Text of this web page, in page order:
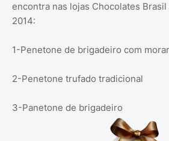
encontra nas lojas Chocolates Brasil
2014:
1-Penetone de brigadeiro com
2-Penetone trufado tradicional
3-Panetone de brigadeiro